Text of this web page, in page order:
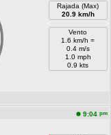
Rajada (Max)
20.9 km/h
Vento
1.6 km/h =
0.4 m/s
1.0 mph
0.9 kts
9:04 pm